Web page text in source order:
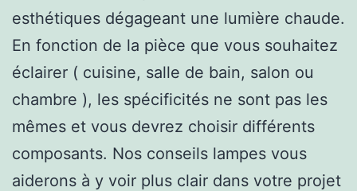
esthétiques dégageant une lumière chaude.
En fonction de la pièce que vous souhaitez
éclairer ( cuisine, salle de bain, salon ou
chambre ), les spécificités ne sont pas les
mêmes et vous devrez choisir différents
composants. Nos conseils lampes vous
aiderons à y voir plus clair dans votre projet